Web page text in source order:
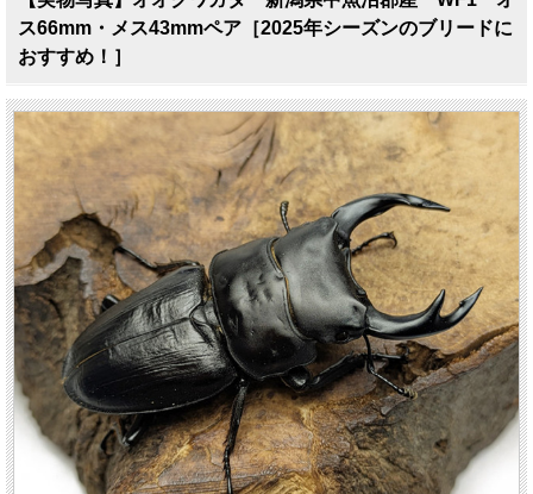
ス66mm・メス43mmペア［2025年シーズンのブリードに
おすすめ！］